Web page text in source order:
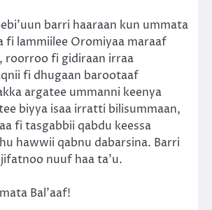
barri haaraan kun ummata
fi lammiilee Oromiyaa maraaf
roorroo fi gidiraan irraa
fi dhugaan barootaaf
argatee ummanni keenya
biyya isaa irratti bilisummaan,
fi tasgabbii qabdu keessa
hawwii qabnu dabarsina. Barri
nuuf haa ta’u.
Bal’aaf!